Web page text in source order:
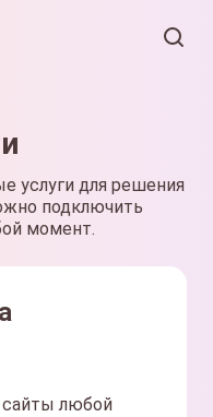
услуги для решения
подключить
момент.
сайты любой